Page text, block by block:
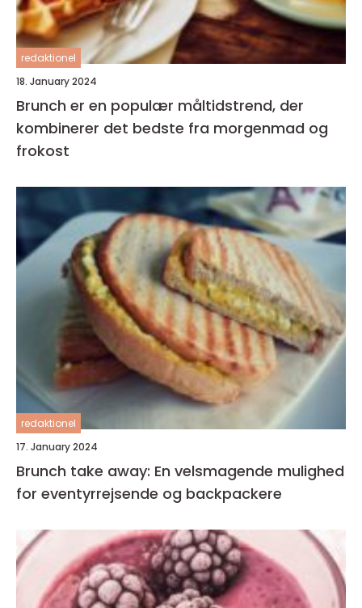
redaktionel
18. January 2024
Brunch er en populær måltidstrend, der
kombinerer det bedste fra morgenmad og
frokost
redaktionel
17. January 2024
Brunch take away: En velsmagende mulighed
for eventyrrejsende og backpackere